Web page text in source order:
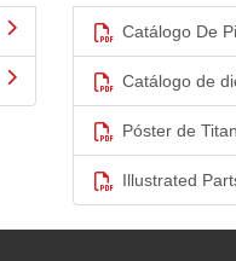
Catálogo De
Catálogo de
Póster de
Illustrated